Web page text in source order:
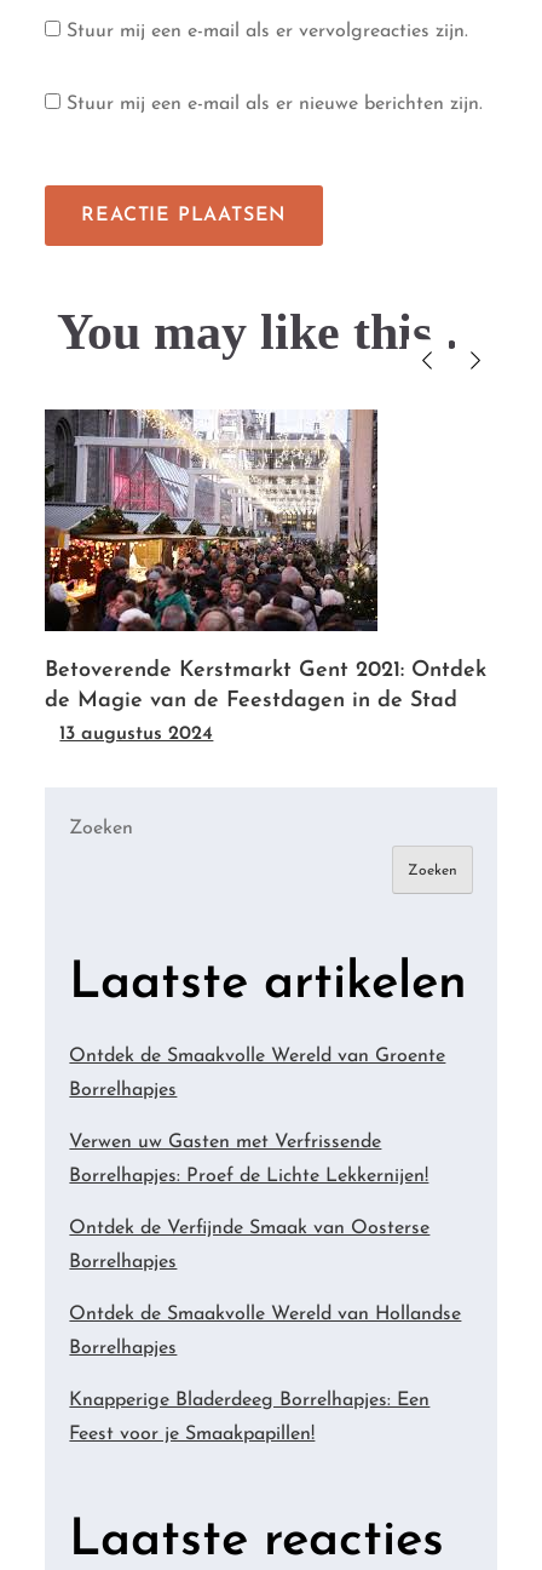
Stuur mij een e-mail als er vervolgreacties zijn.
Stuur mij een e-mail als er nieuwe berichten zijn.
You may like this....
Betoverende Kerstmarkt Gent 2021: Ontdek
de Magie van de Feestdagen in de Stad
13 augustus 2024
Zoeken
Zoeken
Laatste artikelen
Ontdek de Smaakvolle Wereld van Groente
Borrelhapjes
Verwen uw Gasten met Verfrissende
Borrelhapjes: Proef de Lichte Lekkernijen!
Ontdek de Verfijnde Smaak van Oosterse
Borrelhapjes
Ontdek de Smaakvolle Wereld van Hollandse
Borrelhapjes
Knapperige Bladerdeeg Borrelhapjes: Een
Feest voor je Smaakpapillen!
Laatste reacties